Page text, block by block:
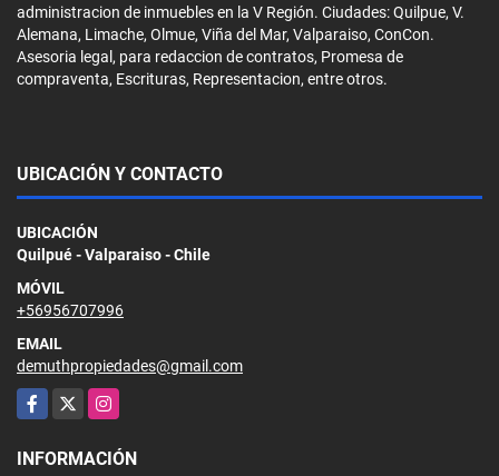
administracion de inmuebles en la V Región. Ciudades: Quilpue, V.
Alemana, Limache, Olmue, Viña del Mar, Valparaiso, ConCon.
Asesoria legal, para redaccion de contratos, Promesa de
compraventa, Escrituras, Representacion, entre otros.
UBICACIÓN Y CONTACTO
UBICACIÓN
Quilpué - Valparaiso - Chile
MÓVIL
+56956707996
EMAIL
demuthpropiedades@gmail.com
Facebook
X Instagram
INFORMACIÓN